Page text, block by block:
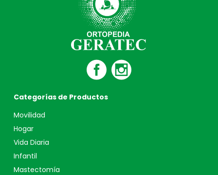
Categorías de Productos
Movilidad
Hogar
Vida Diaria
Infantil
Mastectomía